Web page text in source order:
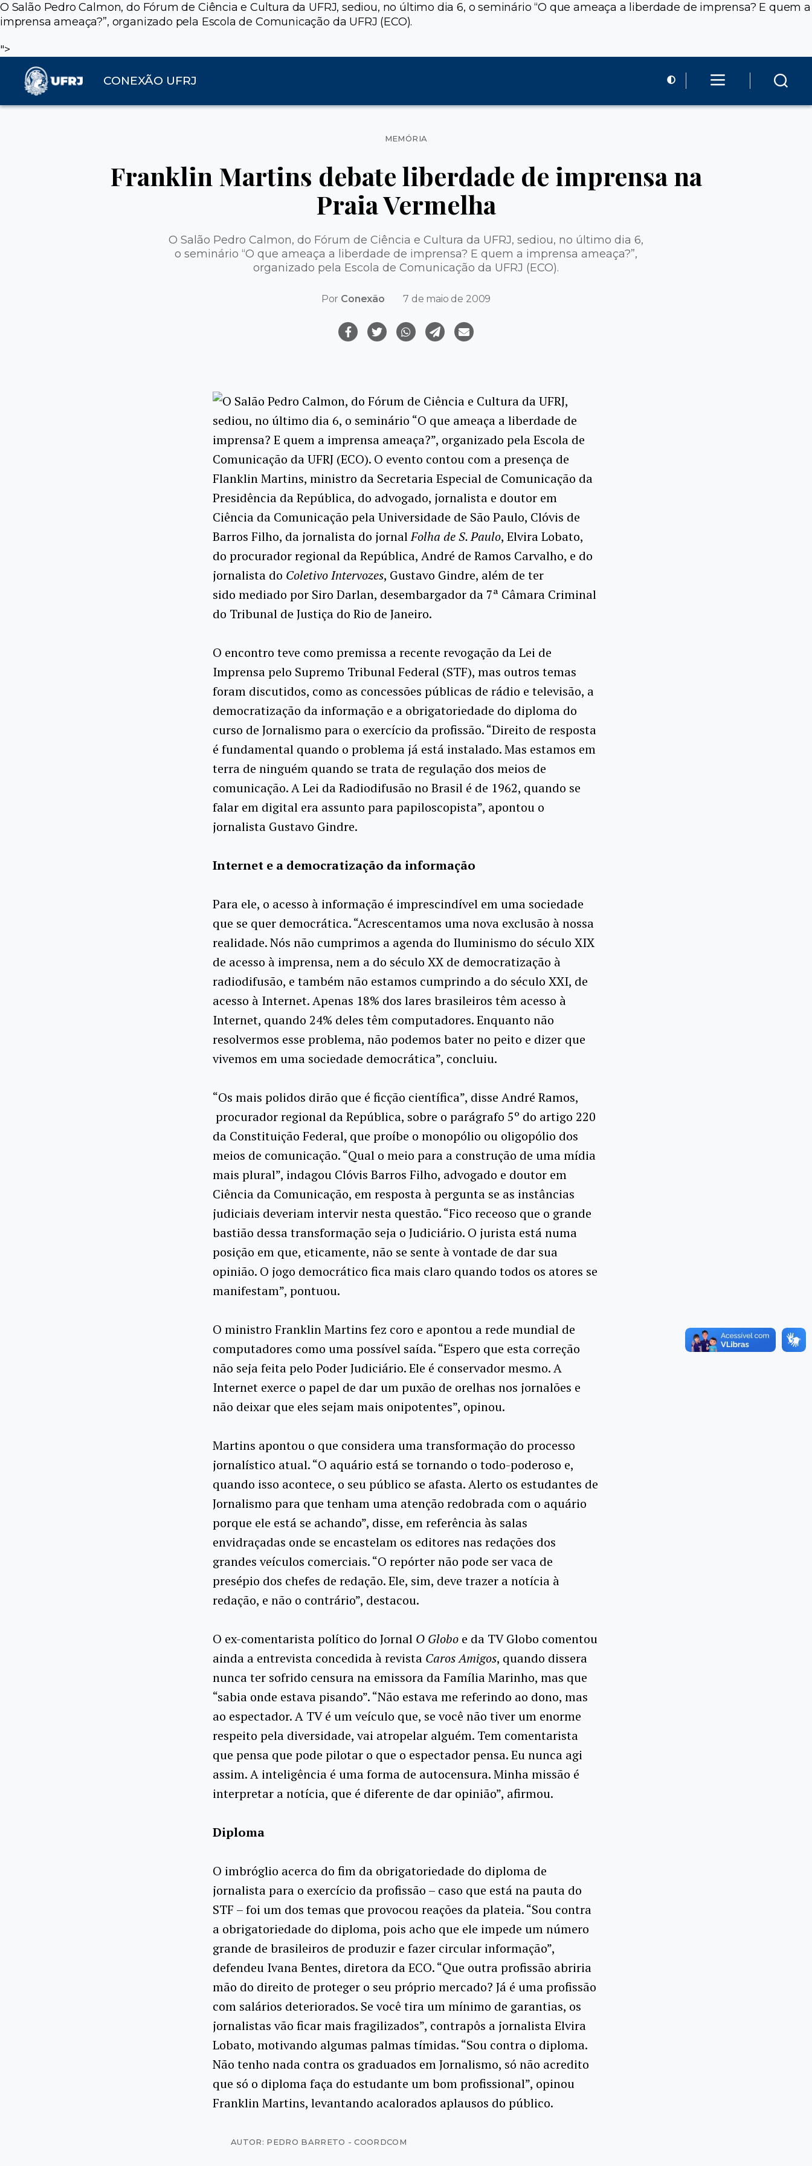
O Salão Pedro Calmon, do Fórum de Ciência e Cultura da UFRJ, sediou, no último dia 6, o seminário “O que ameaça a liberdade de imprensa? E quem a
imprensa ameaça?”, organizado pela Escola de Comunicação da UFRJ (ECO).
">
CONEXÃO UFRJ
Categorias
MEMÓRIA
Franklin Martins debate liberdade de imprensa na
Praia Vermelha
O Salão Pedro Calmon, do Fórum de Ciência e Cultura da UFRJ, sediou, no último dia 6,
o seminário “O que ameaça a liberdade de imprensa? E quem a imprensa ameaça?”,
organizado pela Escola de Comunicação da UFRJ (ECO).
Por Conexão 7 de maio de 2009
O Salão Pedro Calmon, do Fórum de Ciência e Cultura da UFRJ,
sediou, no último dia 6, o seminário “O que ameaça a liberdade de
imprensa? E quem a imprensa ameaça?”, organizado pela Escola de
Comunicação da UFRJ (ECO). O evento contou com a presença de
Flanklin Martins, ministro da Secretaria Especial de Comunicação da
Presidência da República, do advogado, jornalista e doutor em
Ciência da Comunicação pela Universidade de São Paulo, Clóvis de
Barros Filho, da jornalista do jornalFolha de S. Paulo, Elvira Lobato,
do procurador regional da República, André de Ramos Carvalho, e do
jornalista do Coletivo Intervozes, Gustavo Gindre, além de ter
sido mediado por Siro Darlan, desembargador da 7ª Câmara Criminal
do Tribunal de Justiça do Rio de Janeiro.
O encontro teve como premissa a recente revogação da Lei de
Imprensa pelo Supremo Tribunal Federal (STF), mas outros temas
foram discutidos, como as concessões públicas de rádio e televisão, a
democratização da informação e a obrigatoriedade do diploma do
curso de Jornalismo para o exercício da profissão. “Direito de resposta
é fundamental quando o problema já está instalado. Mas estamos em
terra de ninguém quando se trata de regulação dos meios de
comunicação. A Lei da Radiodifusão no Brasil é de 1962, quando se
falar em digital era assunto para papiloscopista”, apontou o
jornalista Gustavo Gindre.
Internet e a democratização da informação
Para ele, o acesso à informação é imprescindível em uma sociedade
que se quer democrática. “Acrescentamos uma nova exclusão à nossa
realidade. Nós não cumprimos a agenda do Iluminismo do século XIX
de acesso à imprensa, nem a do século XX de democratização à
radiodifusão, e também não estamos cumprindo a do século XXI, de
acesso à Internet. Apenas 18% dos lares brasileiros têm acesso à
Internet, quando 24% deles têm computadores. Enquanto não
resolvermos esse problema, não podemos bater no peito e dizer que
vivemos em uma sociedade democrática”, concluiu.
“Os mais polidos dirão que é ficção científica”, disse André Ramos,
procurador regional da República, sobre o parágrafo 5º do artigo 220
da Constituição Federal, que proíbe o monopólio ou oligopólio dos
meios de comunicação. “Qual o meio para a construção de uma mídia
mais plural”, indagou Clóvis Barros Filho, advogado e doutor em
Ciência da Comunicação, em resposta à pergunta se as instâncias
judiciais deveriam intervir nesta questão. “Fico receoso que o grande
bastião dessa transformação seja o Judiciário. O jurista está numa
posição em que, eticamente, não se sente à vontade de dar sua
opinião. O jogo democrático fica mais claro quando todos os atores se
manifestam”, pontuou.
O ministro Franklin Martins fez coro e apontou a rede mundial de
computadores como uma possível saída. “Espero que esta correção
não seja feita pelo Poder Judiciário. Ele é conservador mesmo. A
Internet exerce o papel de dar um puxão de orelhas nos jornalões e
não deixar que eles sejam mais onipotentes”, opinou.
Martins apontou o que considera uma transformação do processo
jornalístico atual. “O aquário está se tornando o todo-poderoso e,
quando isso acontece, o seu público se afasta. Alerto os estudantes de
Jornalismo para que tenham uma atenção redobrada com o aquário
porque ele está se achando”, disse, em referência às salas
envidraçadas onde se encastelam os editores nas redações dos
grandes veículos comerciais. “O repórter não pode ser vaca de
presépio dos chefes de redação. Ele, sim, deve trazer a notícia à
redação, e não o contrário”, destacou.
O ex-comentarista político do Jornal O Globo e da TV Globo comentou
ainda a entrevista concedida à revista Caros Amigos, quando dissera
nunca ter sofrido censura na emissora da Família Marinho, mas que
“sabia onde estava pisando”. “Não estava me referindo ao dono, mas
ao espectador. A TV é um veículo que, se você não tiver um enorme
respeito pela diversidade, vai atropelar alguém. Tem comentarista
que pensa que pode pilotar o que o espectador pensa. Eu nunca agi
assim. A inteligência é uma forma de autocensura. Minha missão é
interpretar a notícia, que é diferente de dar opinião”, afirmou.
Diploma
O imbróglio acerca do fim da obrigatoriedade do diploma de
jornalista para o exercício da profissão – caso que está na pauta do
STF – foi um dos temas que provocou reações da plateia. “Sou contra
a obrigatoriedade do diploma, pois acho que ele impede um número
grande de brasileiros de produzir e fazer circular informação”,
defendeu Ivana Bentes, diretora da ECO. “Que outra profissão abriria
mão do direito de proteger o seu próprio mercado? Já é uma profissão
com salários deteriorados. Se você tira um mínimo de garantias, os
jornalistas vão ficar mais fragilizados”, contrapôs a jornalista Elvira
Lobato, motivando algumas palmas tímidas. “Sou contra o diploma.
Não tenho nada contra os graduados em Jornalismo, só não acredito
que só o diploma faça do estudante um bom profissional”, opinou
Franklin Martins, levantando acalorados aplausos do público.
AUTOR: PEDRO BARRETO - COORDCOM